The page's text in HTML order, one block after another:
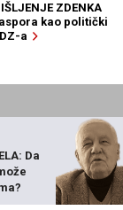
ZDENKA
kao politički
a
Da